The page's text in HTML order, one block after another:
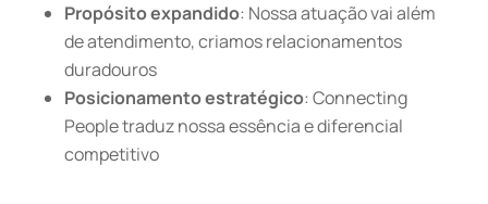
Propósito expandido: Nossa atuação vai além
de atendimento, criamos relacionamentos
duradouros
Posicionamento estratégico: Connecting
People traduz nossa essência e diferencial
competitivo